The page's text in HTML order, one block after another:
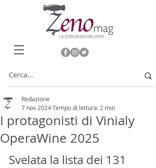
I protagonisti di Vinialy
OperaWine 2025
Redazione
7 nov 2024Tempo di lettura: 2 min
Svelata la lista dei 131